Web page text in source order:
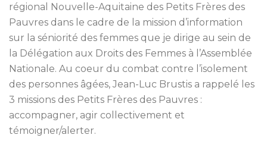
régional Nouvelle-Aquitaine des Petits Frères des
Pauvres dans le cadre de la mission d’information
sur la séniorité des femmes que je dirige au sein de
la Délégation aux Droits des Femmes à l’Assemblée
Nationale. Au coeur du combat contre l’isolement
des personnes âgées, Jean-Luc Brustis a rappelé les
3 missions des Petits Frères des Pauvres :
accompagner, agir collectivement et
témoigner/alerter.